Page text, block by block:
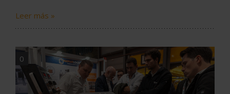
Leer más »
0